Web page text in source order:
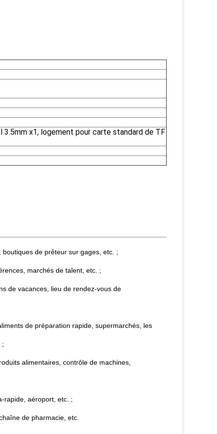
3.5mm x1, logement pour carte standard de TF
de prêteur sur gages, etc. ;
marchés de talent, etc. ;
de vacances, lieu de rendez-vous de
de préparation rapide, supermarchés, les
;
alimentaires, contrôle de machines,
rapide, aéroport, etc. ;
de pharmacie, etc.